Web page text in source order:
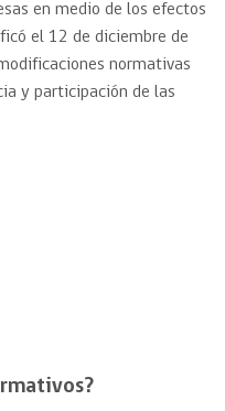
en medio de los efectos
el 12 de diciembre de
normativas
y participación de las